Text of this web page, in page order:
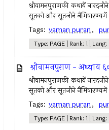
श्रीवामनपुराणकी कथायें
सूतको और सूतजीने नैमिषारण्यमें
Tags: vaman puran,
Type: PAGE | Rank: 1 |
श्रीवामनपुराण - अध्याय ६०
श्रीवामनपुराणकी कथायें
सूतको और सूतजीने नैमिषारण्यमें
Tags: vaman puran,
Type: PAGE | Rank: 1 |